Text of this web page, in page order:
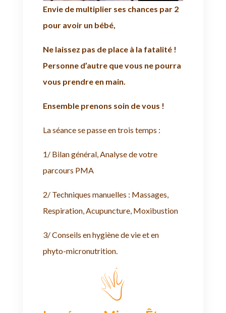
Envie de multiplier ses chances par 2
pour avoir un bébé,
Ne laissez pas de place à la fatalité !
Personne d’autre que vous ne pourra
vous prendre en main.
Ensemble prenons soin de vous !
La séance se passe en trois temps :
1/ Bilan général, Analyse de votre
parcours PMA
2/ Techniques manuelles : Massages,
Respiration, Acupuncture, Moxibustion
3/ Conseils en hygiène de vie et en
phyto-micronutrition.